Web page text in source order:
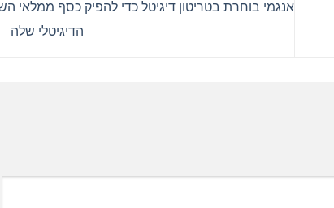
אנגמי בוחרת בטריטון דיגיטל כדי להפיק כסף ממלאי
הדיגיטלי שלה